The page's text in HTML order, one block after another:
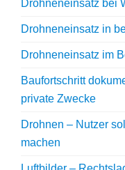
Drohneneinsatz bei
Drohneneinsatz in
Drohneneinsatz im
Baufortschritt
private Zwecke
Drohnen – Nutzer
machen